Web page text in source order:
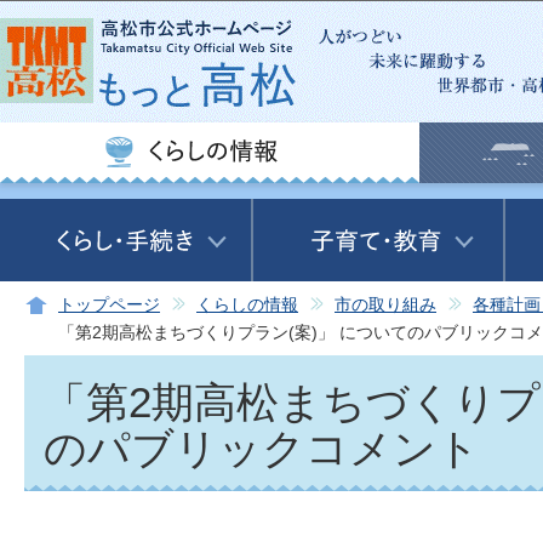
この
トップページ くらしの情報 市の取り組み
各種計
「第2期高松まちづくりプラン(案)」 についてのパブリックコ
「第2期高松まちづくり
のパブリックコメント